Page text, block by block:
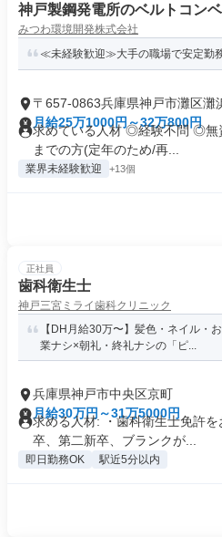
神戸製鋼発電所のベルトコン
みつわ環境開発株式会社
≪未経験歓迎≫大手の職場で安定勤
〒657-0863兵庫県神戸市灘区灘
月給25万1000円～32万800円
求めている人材 ◎経験不問 ◎
までの方(定年のため/再...
業界未経験歓迎 +13個
正社員
歯科衛生士
神戸三宮ミライ歯科クリニック
【DH月給30万〜】髪色・ネイル・
業ナシ×朝礼・終礼ナシの「ピ...
兵庫県神戸市中央区京町
月給30万円～31万5000円
求める人材: ・歯科衛生士免許
卒、第二新卒、ブランクが...
即日勤務OK 駅近5分以内